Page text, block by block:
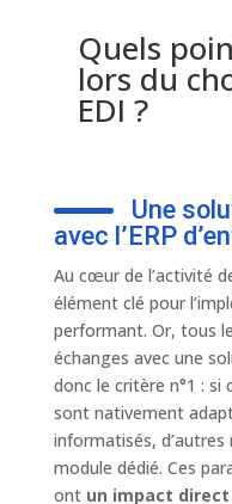
Quels
lors du
EDI ?
Une
avec l’ERP
Au cœur de l’activité
élément clé pour
performant. Or, tous
échanges avec une
donc le critère n°1 :
sont nativement
informatisés, d’autres
module dédié. Ces
ont un impact